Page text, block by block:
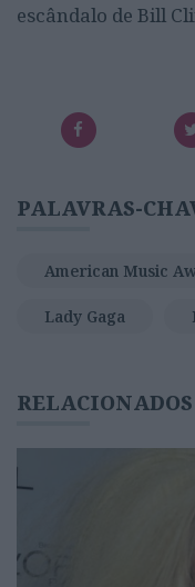
escândalo de Bill
PALAVRAS-
American Music
Lady Gaga
RELACIONADOS